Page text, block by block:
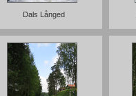
Dals Långed